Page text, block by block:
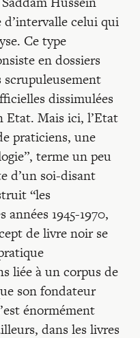
d’intervalle celui qui
Ce type
en dossiers
scrupuleusement
dissimulées
Etat. Mais ici, l’Etat
praticiens, une
terme un peu
d’un soi-disant
“les
1945-1970,
de livre noir se
liée à un corpus de
son fondateur
énormément
dans les livres